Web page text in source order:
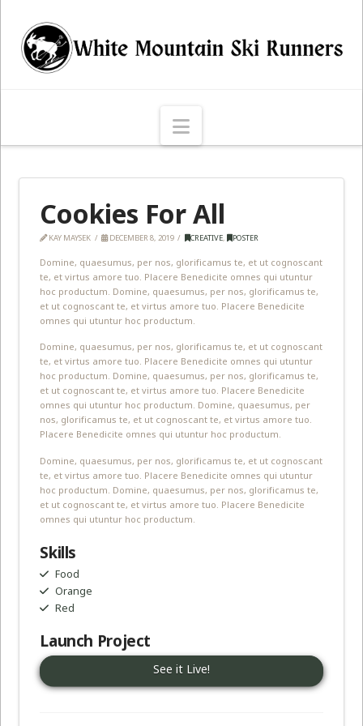
Navigation
Cookies For All
KAY MAYSEK DECEMBER 8, 2019 CREATIVE, POSTER
Domine, quaesumus, per nos, glorificamus te, et ut cognoscant
te, et virtus amore tuo. Placere Benedicite omnes qui utuntur
hoc productum. Domine, quaesumus, per nos, glorificamus te,
et ut cognoscant te, et virtus amore tuo. Placere Benedicite
omnes qui utuntur hoc productum.
Domine, quaesumus, per nos, glorificamus te, et ut cognoscant
te, et virtus amore tuo. Placere Benedicite omnes qui utuntur
hoc productum. Domine, quaesumus, per nos, glorificamus te,
et ut cognoscant te, et virtus amore tuo. Placere Benedicite
omnes qui utuntur hoc productum. Domine, quaesumus, per
nos, glorificamus te, et ut cognoscant te, et virtus amore tuo.
Placere Benedicite omnes qui utuntur hoc productum.
Domine, quaesumus, per nos, glorificamus te, et ut cognoscant
te, et virtus amore tuo. Placere Benedicite omnes qui utuntur
hoc productum. Domine, quaesumus, per nos, glorificamus te,
et ut cognoscant te, et virtus amore tuo. Placere Benedicite
omnes qui utuntur hoc productum.
Skills
Food
Orange
Red
Launch Project
See it Live!